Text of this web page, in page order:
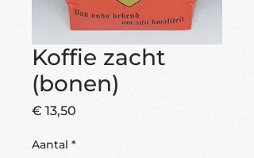
Koffie zacht
(bonen)
€ 13,50
Aantal *